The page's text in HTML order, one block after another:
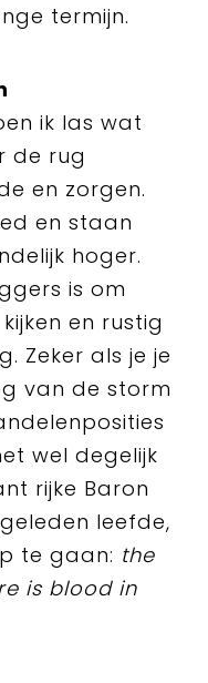
termijn.
ik las wat
de rug
en zorgen.
en staan
hoger.
is om
en rustig
Zeker als je je
van de storm
wel degelijk
rijke Baron
leefde,
te gaan: the
is blood in